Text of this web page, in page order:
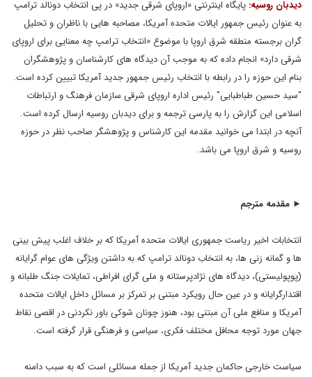
دیدبان روسیه: پایگاه اینترنتی «اروپای شرقی جدید» در پی انتخاب دونالد ترامپ
به عنوان رئیس جمهور ایالات متحده آمریکا، مصاحبه هایی با ناظران و تحلیل
گران برجسته منطقه شرق اروپا با موضوع «انتخاب ترامپ چه معنایی برای اروپای
شرقی دارد» انجام داده که به موجب آن دیدگاه های کارشناسان و پژوهشگران
بنام این حوزه را در رابطه با انتخاب رئیس جمهور جدید آمریکا تبیین کرده است.
"سید حسین طباطبایی" رئیس اداره اروپای شرقی سازمان فرهنگ و ارتباطات
اسلامی این گزارش را به پارسی ترجمه و برای دیدبان روسیه ارسال کرده است.
آنچه در ابتدا می خوانید مقدمه این کارشناس و پژوهشگر صاحب نظر در حوزه
روسیه و شرق اروپا می باشد.
► مقدمه مترجم
انتخابات اخیر ریاست جمهوری ایالات متحده آمریکا که بر خلاف اغلب پیش بینی
ها و گمانه زنی ها، به انتخاب دونالد ترامپ که به داشتن ویژگی های عوام گرایانه
(پوپولیستی)، دیدگاه های نژادپرستانه و ملی گرای افراطی، تمایلات جنگ طلبانه و
اقتدارگرایانه و در عین حال رویکرد مبتنی بر تمرکز بر مسائل داخل ایالات متحده
آمریکا و منافع ملی آن مبتنی بود، هنوز چونان شوکی باور نکردنی در اقصی نقاط
جهان مورد توجه محافل مختلف فکری، سیاسی و فرهنگی قرار گرفته است.
سیاست خارجی حاکمان جدید آمریکا از جمله مسائلی است که به سبب دامنه